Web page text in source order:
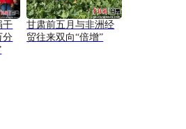
干
分
甘肃前五月与非洲经
贸往来双向“倍增”